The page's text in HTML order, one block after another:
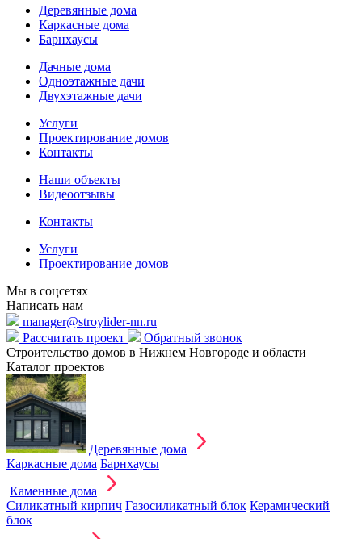
Деревянные дома
Каркасные дома
Барнхаусы
Дачные дома
Одноэтажные дачи
Двухэтажные дачи
Услуги
Проектирование домов
Контакты
Наши объекты
Видеоотзывы
Контакты
Услуги
Проектирование домов
Мы в соцсетях
Написать нам
manager@stroylider-nn.ru
Рассчитать проект
Обратный звонок
Строительство домов в Нижнем Новгороде и области
Каталог проектов
Деревянные дома
Каркасные дома Барнхаусы
Каменные дома
Силикатный кирпич Газосиликатный блок Керамический
блок